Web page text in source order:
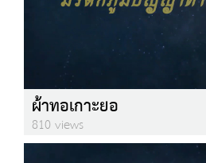
ผ้าทอเกาะยอ
810 views